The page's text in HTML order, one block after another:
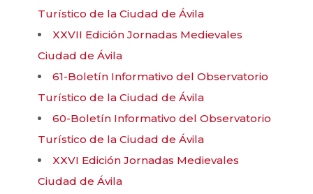
Turístico de la Ciudad de Ávila
XXVII Edición Jornadas Medievales
Ciudad de Ávila
61-Boletín Informativo del Observatorio
Turístico de la Ciudad de Ávila
60-Boletín Informativo del Observatorio
Turístico de la Ciudad de Ávila
XXVI Edición Jornadas Medievales
Ciudad de Ávila